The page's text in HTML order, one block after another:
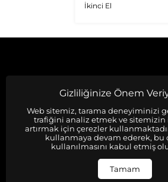
Orijinal Turbo
İkinci El
Firmamız Fiat
Orjinal Çıkma Yedek
satışı yapmaktadır.
Ürünlerimiz
Ürünlerimiz faturalı ve
Gizliliğinize Önem
Web sitemiz, tarama deneyiminizi
trafiğini analiz etmek ve sitemizin
artırmak için çerezler
kullanmaya devam ederek, bu
kullanılmasını kabul etmiş
Tamam